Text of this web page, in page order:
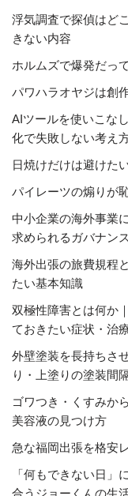
浮気調査で探偵はど
きない内容
ホルムズで爆発だって
パワハラオヤジは創
AIツールを使いこな
化で失敗しない考え
日焼けだけは避けた
パイレーツの煽りが
中小企業の海外事業
求められるガバナンス
海外出張の旅費規程
たい基本知識
双極性障害とは何か
ておきたい症状・治
外壁塗装を長持ちさ
り・上塗りの塗装間
ゴワつき・くすみか
美容液の見つけ方
急な福岡出張を格安
「何もできない日」
合うジョーくんの生